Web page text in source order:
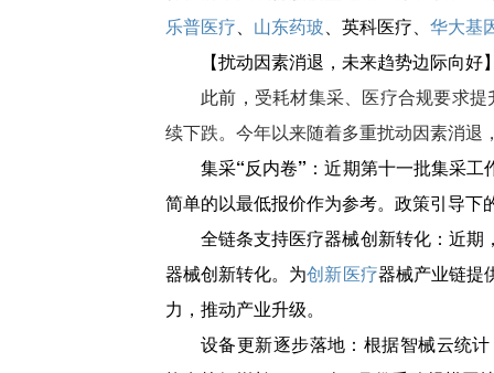
乐普医疗
山东药玻 、英科医疗、 华大基
【扰动因素消退，未来趋势边际向好
此前， 受耗材集采、医疗合规要求
续下跌。今年以来随着多重扰动因素消退
集采“反内卷”：近期第十一批集采工
简单的以最低报价作为参考。政策引导
全链条支持医疗器械创新转化： 近期
器械创新转化。为创新医疗器械产业链提
力，推动产业升级。
设备更新逐步落地： 根据智械云统